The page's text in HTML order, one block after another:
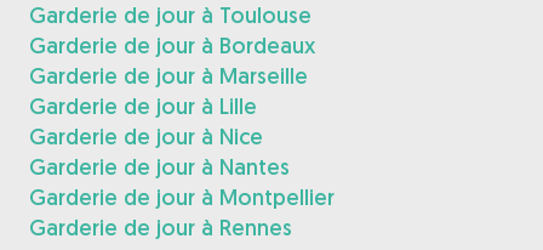
Garderie de jour à Toulouse
Garderie de jour à Bordeaux
Garderie de jour à Marseille
Garderie de jour à Lille
Garderie de jour à Nice
Garderie de jour à Nantes
Garderie de jour à Montpellier
Garderie de jour à Rennes